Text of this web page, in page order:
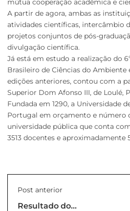
mútua cooperação acadêmica e
A partir de agora, ambas as
atividades científicas, intercâmbio
projetos conjuntos de pós-
divulgação científica.
Já está em estudo a realização do
Brasileiro de Ciências do Ambiente
edições anteriores, contou com a
Superior Dom Afonso III, de Loulé,
Fundada em 1290, a Universidade
Portugal em orçamento e número
universidade pública que conta
3513 docentes e aproximadamente
Post anterior
Resultado do